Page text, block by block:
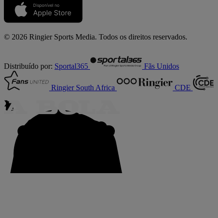
© 2026 Ringier Sports Media. Todos os direitos reservados.
Distribuído por: Sportal365 Fãs Unidos
Ringier South Africa CDE